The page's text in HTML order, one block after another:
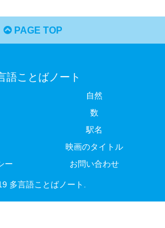
PAGE TOP
語ことばノート
自然
数
駅名
映画のタイトル
ー
お問い合わせ
多言語ことばノート.